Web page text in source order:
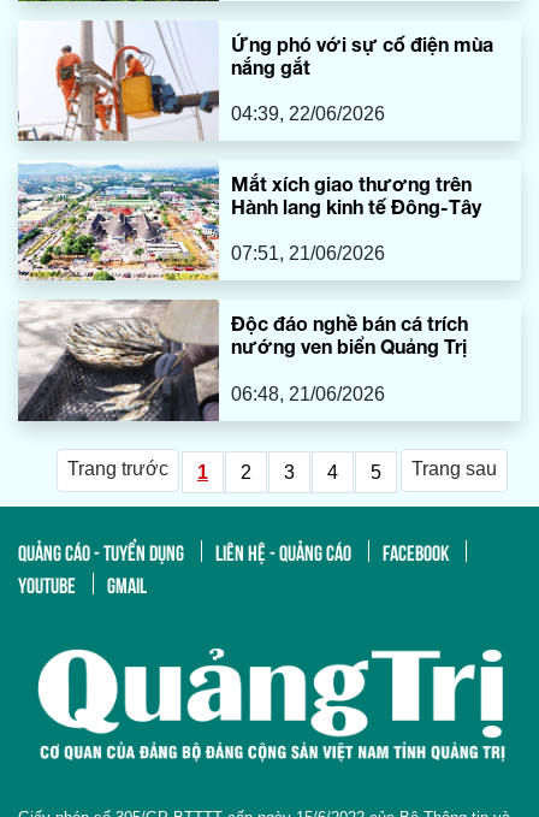
Ứng phó với sự cố điện mùa
nắng gắt
04:39, 22/06/2026
Mắt xích giao thương trên
Hành lang kinh tế Đông-Tây
07:51, 21/06/2026
Độc đáo nghề bán cá trích
nướng ven biển Quảng Trị
06:48, 21/06/2026
Trang trước 1 2 3 4 5 Trang sau
QUẢNG CÁO - TUYỂN DỤNG LIÊN HỆ - QUẢNG CÁO
FACEBOOK
YOUTUBE
GMAIL